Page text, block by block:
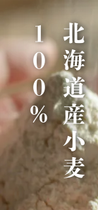
北
海
道
産
小
麦
1
0
0
％